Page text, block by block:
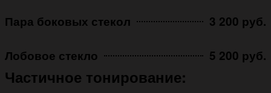
Пара боковых стекол 3 200 руб.
Лобовое стекло 5 200 руб.
Частичное тонирование: